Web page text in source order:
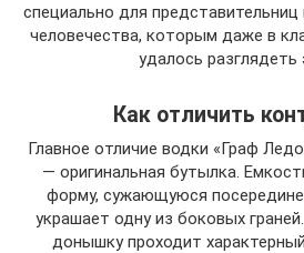
специально для
человечества, которым даже в
удалось разглядеть
Как отличить
Главное отличие водки «Граф
— оригинальная бутылка.
форму, сужающуюся
украшает одну из боковых
донышку проходит